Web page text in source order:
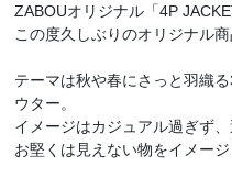
ZABOUオリジナル「4P
この度久しぶりのオリジナル
テーマは秋や春にさっと羽織
ウター。
イメージはカジュアル過ぎず
お堅くは見えない物をイメージ